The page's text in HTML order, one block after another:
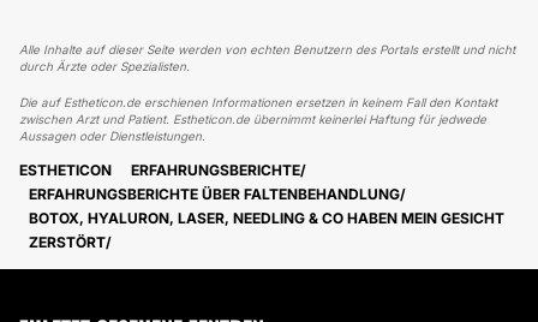
Alle Inhalte auf dieser Seite werden von echten Benutzern des Portals erstellt und nicht
durch Ärzte oder Spezialisten.
Die auf Estheticon.de erschienen Informationen ersetzen in keinem Fall den Kontakt
zwischen Arzt und Patient. Estheticon.de übernimmt keinerlei Haftung für jedwede
Aussagen oder Dienstleistungen.
ESTHETICON
ERFAHRUNGSBERICHTE
ERFAHRUNGSBERICHTE ÜBER FALTENBEHANDLUNG
BOTOX, HYALURON, LASER, NEEDLING & CO HABEN MEIN GESICHT
ZERSTÖRT